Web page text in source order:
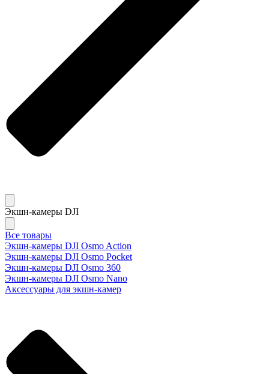
Экшн-камеры DJI
Все товары
Экшн-камеры DJI Osmo Action
Экшн-камеры DJI Osmo Pocket
Экшн-камеры DJI Osmo 360
Экшн-камеры DJI Osmo Nano
Аксессуары для экшн-камер